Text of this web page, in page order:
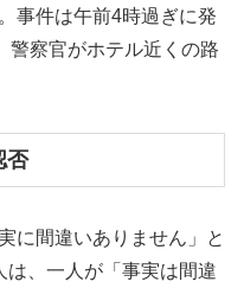
事件は午前4時過ぎに発
警察官がホテル近くの路
否
に間違いありません」と
、一人が「事実は間違